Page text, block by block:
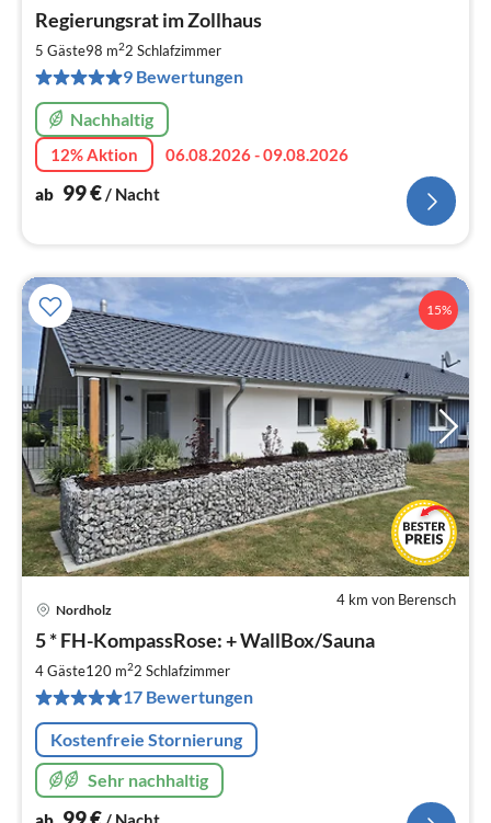
Regierungsrat im Zollhaus
5 Gäste98 m22 Schlafzimmer
9 Bewertungen
Nachhaltig
12% Aktion
06.08.2026 - 09.08.2026
ab 99€/ Nacht
15%
4 km von Berensch
Nordholz
5 * FH-KompassRose: + WallBox/Sauna
4 Gäste120 m22 Schlafzimmer
17 Bewertungen
Kostenfreie Stornierung
Sehr nachhaltig
99€